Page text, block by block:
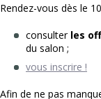
Rendez-vous dès le
consulterles
du salon ;
vous inscrire !
Afin de ne pas